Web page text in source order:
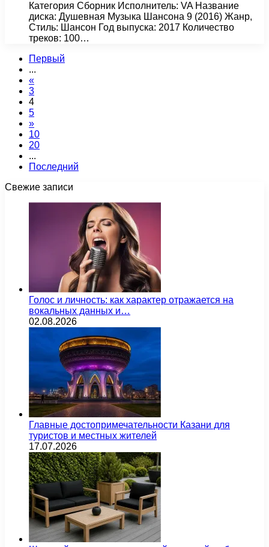
Категория Сборник Исполнитель: VA Название
диска: Душевная Музыка Шансона 9 (2016) Жанр,
Стиль: Шансон Год выпуска: 2017 Количество
треков: 100…
Первый
...
«
3
4
5
»
10
20
...
Последний
Свежие записи
Голос и личность: как характер отражается на
вокальных данных и…
02.08.2026
Главные достопримечательности Казани для
туристов и местных жителей
17.07.2026